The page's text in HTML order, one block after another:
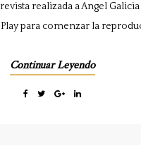
realizada a Angel
para comenzar la
Continuar Leyendo